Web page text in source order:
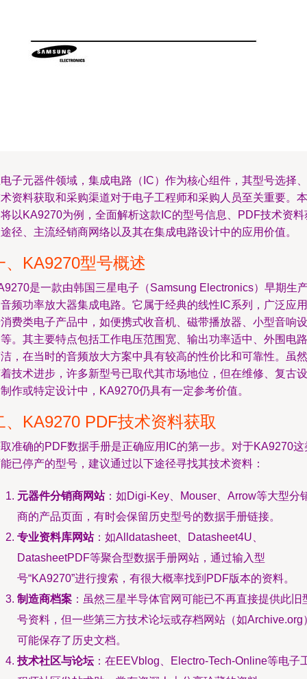
子元器件领域，集成电路（IC）作为核心组件，其型号选择、
资料获取和采购渠道对于电子工程师和采购人员至关重要。本
以KA9270为例，全面解析这款IC的型号信息、PDF技术资料
径、主流经销商网络以及其在集成电路设计中的应用价值。
、KA9270型号概述
是一款由韩国三星电子（Samsung Electronics）早期生
频功率放大器集成电路。它属于经典的线性IC系列，广泛应用
费类电子产品中，如便携式收音机、磁带播放器、小型音响设
。其主要特点包括工作电压范围宽、输出功率适中、外围电路
，在当时的音频放大方案中具有较高的性价比和可靠性。虽然
技术进步，许多新型号已取代其市场地位，但在维修、复古设
作或特定设计中，KA9270仍具有一定参考价值。
、KA9270 PDF技术资料获取
准确的PDF数据手册是正确应用IC的第一步。对于KA9270这
已停产的型号，建议通过以下途径寻找其技术资料：
元器件分销商网站：如Digi-Key、Mouser、Arrow等大型分
商的产品页面，有时会保留历史型号的数据手册链接。
专业资料库网站：如Alldatasheet、Datasheet4U、
DatasheetPDF等聚合型数据手册网站，通过输入型
号“KA9270”进行搜索，有很大概率找到PDF版本的资料。
制造商档案 ：虽然三星半导体官网可能已不再直接提供此旧
号资料，但一些第三方技术论坛或存档网站（如Archive.org
可能保存了历史文档。
技术社区与论坛：在EEVblog、Electro-Tech-Online等电子